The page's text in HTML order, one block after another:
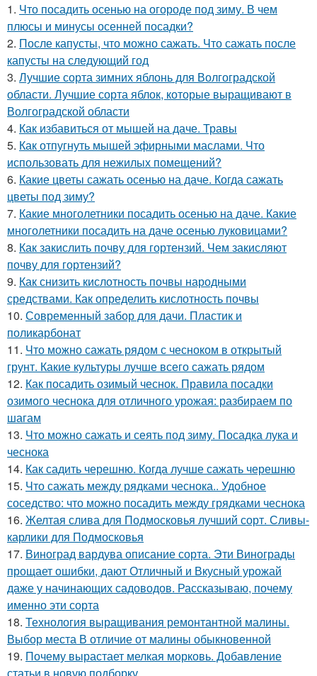
1. Что посадить осенью на огороде под зиму. В чем
плюсы и минусы осенней посадки?
2. После капусты, что можно сажать. Что сажать после
капусты на следующий год
3. Лучшие сорта зимних яблонь для Волгоградской
области. Лучшие сорта яблок, которые выращивают в
Волгоградской области
4. Как избавиться от мышей на даче. Травы
5. Как отпугнуть мышей эфирными маслами. Что
использовать для нежилых помещений?
6. Какие цветы сажать осенью на даче. Когда сажать
цветы под зиму?
7. Какие многолетники посадить осенью на даче. Какие
многолетники посадить на даче осенью луковицами?
8. Как закислить почву для гортензий. Чем закисляют
почву для гортензий?
9. Как снизить кислотность почвы народными
средствами. Как определить кислотность почвы
10. Современный забор для дачи. Пластик и
поликарбонат
11. Что можно сажать рядом с чесноком в открытый
грунт. Какие культуры лучше всего сажать рядом
12. Как посадить озимый чеснок. Правила посадки
озимого чеснока для отличного урожая: разбираем по
шагам
13. Что можно сажать и сеять под зиму. Посадка лука и
чеснока
14. Как садить черешню. Когда лучше сажать черешню
15. Что сажать между рядками чеснока.. Удобное
соседство: что можно посадить между грядками чеснока
16. Желтая слива для Подмосковья лучший сорт. Сливы-
карлики для Подмосковья
17. Виноград вардува описание сорта. Эти Винограды
прощает ошибки, дают Отличный и Вкусный урожай
даже у начинающих садоводов. Рассказываю, почему
именно эти сорта
18. Технология выращивания ремонтантной малины.
Выбор места В отличие от малины обыкновенной
19. Почему вырастает мелкая морковь. Добавление